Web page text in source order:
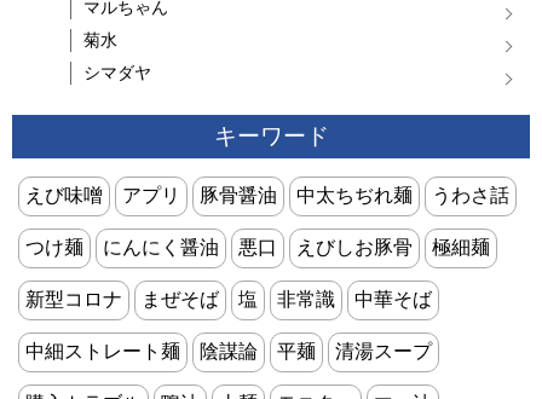
マルちゃん
菊水
シマダヤ
キーワード
えび味噌 アプリ 豚骨醤油 中太ちぢれ麺 うわさ話
つけ麺 にんにく醤油 悪口 えびしお豚骨 極細麺
新型コロナ まぜそば 塩 非常識 中華そば
中細ストレート麺 陰謀論 平麺 清湯スープ